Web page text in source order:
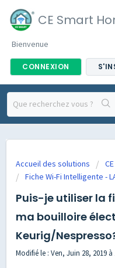
CE Smart
Bienvenue
CONNEXION
Accueil des solutions
Fiche Wi-Fi Intelligente -
Puis-je utiliser la
ma bouilloire
Keurig/
Modifié le : Ven, Juin 28, 2019 à